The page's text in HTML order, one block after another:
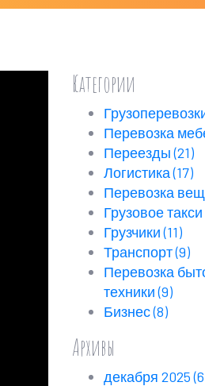
Категории
Перевозка
Переезды(21)
Логистика(17)
Перевозка
Грузовое такси
Грузчики(11)
Транспорт(9)
Перевозка
техники(9)
Бизнес(8)
Архивы
декабря 2025